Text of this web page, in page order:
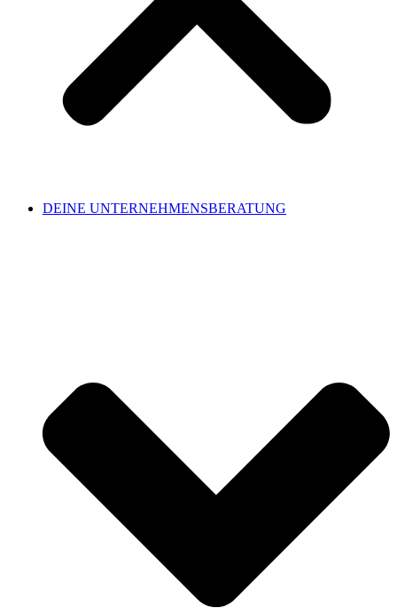
DEINE UNTERNEHMENSBERATUNG